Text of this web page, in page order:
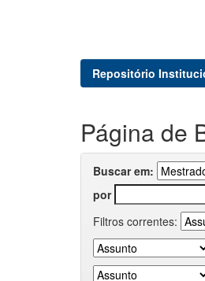
Repositório
Página de
Buscar em:
por
Filtros correntes: